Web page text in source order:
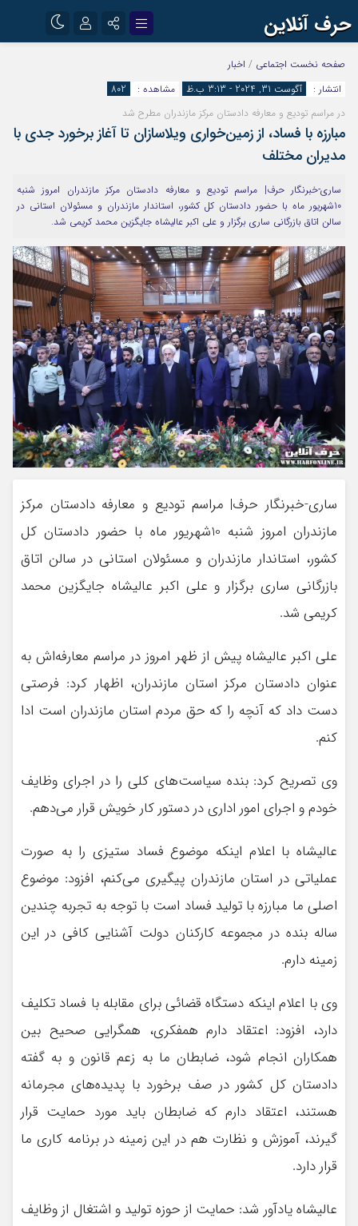
حرف آنلاین
اینستاگرام
آپارات
رمز عبور
مرا به خاطر بسپار
صفحه نخست اجتماعی / اخبار
انتشار :
آگوست 31, 2024 - 3:13 ب.ظ مشاهده :
802
در مراسم تودیع و معارفه دادستان مرکز مازندران مطرح شد
مبارزه با فساد، از زمین‌خواری ویلاسازان تا آغاز برخورد جدی با
مدیران مختلف
ساری-خبرنگار حرف| مراسم تودیع و معارفه دادستان مرکز مازندران امروز شنبه
10شهریور ماه با حضور دادستان کل کشور، استاندار مازندران و مسئولان استانی در
سالن اتاق بازرگانی ساری برگزار و علی اکبر عالیشاه جایگزین محمد کریمی شد.
ساری-خبرنگار حرف| مراسم تودیع و معارفه دادستان مرکز
مازندران امروز شنبه 10شهریور ماه با حضور دادستان کل
کشور، استاندار مازندران و مسئولان استانی در سالن اتاق
بازرگانی ساری برگزار و علی اکبر عالیشاه جایگزین محمد
کریمی شد.
علی اکبر عالیشاه پیش از ظهر امروز در مراسم معارفه‌اش به
عنوان دادستان مرکز استان مازندران، اظهار کرد: فرصتی
دست داد که آنچه را که حق مردم استان مازندران است ادا
کنم.
وی تصریح کرد: بنده سیاست‌های کلی را در اجرای وظایف
خودم و اجرای امور اداری در دستور کار خویش قرار می‌دهم.
عالیشاه با اعلام اینکه موضوع فساد ستیزی را به صورت
عملیاتی در استان مازندران پیگیری می‌کنم، افزود: موضوع
اصلی ما مبارزه با تولید فساد است با توجه به تجربه چندین
ساله بنده در مجموعه کارکنان دولت آشنایی کافی در این
زمینه دارم.
وی با اعلام اینکه دستگاه قضائی برای مقابله با فساد تکلیف
دارد، افزود: اعتقاد دارم همفکری، همگرایی صحیح بین
همکاران انجام شود، ضابطان ما به زعم قانون و به گفته
دادستان کل کشور در صف برخورد با پدیده‌های مجرمانه
هستند، اعتقاد دارم که ضابطان باید مورد حمایت قرار
گیرند، آموزش و نظارت هم در این زمینه در برنامه کاری ما
قرار دارد.
عالیشاه یادآور شد: حمایت از حوزه تولید و اشتغال از وظایف